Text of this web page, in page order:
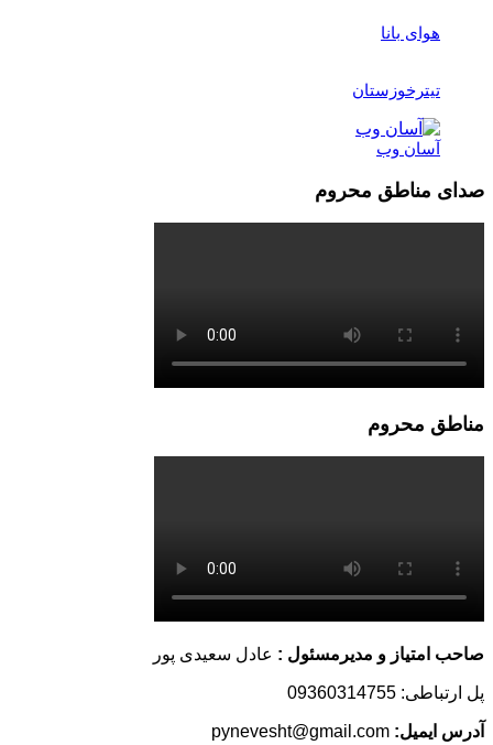
هوای بانا
تیترخوزستان
آسان وب
صدای مناطق محروم
مناطق محروم
صاحب امتیاز و مدیرمسئول : عادل سعیدی پور
پل ارتباطی: 09360314755
آدرس ایمیل: